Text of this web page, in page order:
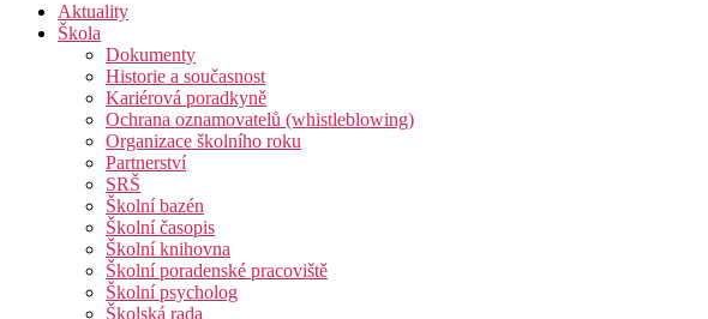
Aktuality
Škola
Dokumenty
Historie a současnost
Kariérová poradkyně
Ochrana oznamovatelů (whistleblowing)
Organizace školního roku
Partnerství
SRŠ
Školní bazén
Školní časopis
Školní knihovna
Školní poradenské pracoviště
Školní psycholog
Školská rada